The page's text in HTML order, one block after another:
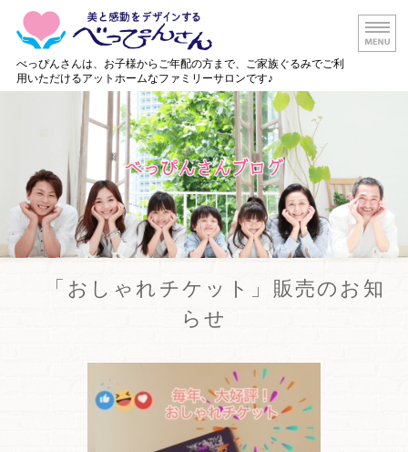
白山市の美
べっぴんさんは、お子様からご年配の方まで、ご家族ぐるみでご利
用いただけるアットホームなファミリーサロンです♪
メニュー・料金
店舗情報
出張美容サービス
ご予約・お問い合わせ
「おしゃれチケット」販売のお知
らせ